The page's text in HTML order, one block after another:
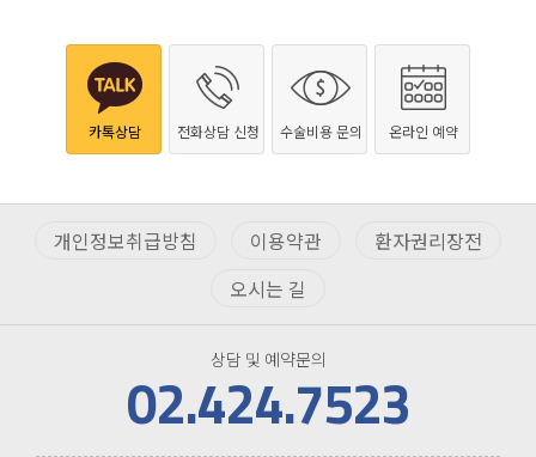
카톡상담 전화상담 신청 수술비용 문의 온라인 예약
개인정보취급방침 이용약관
환자권리장전
오시는 길
상담 및 예약문의
02.424.7523